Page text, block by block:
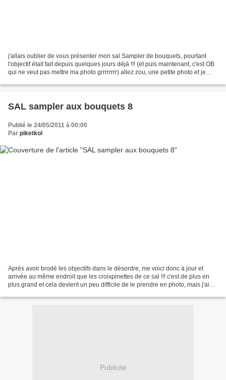
j'allais oublier de vous présenter mon sal Sampler de bouquets, pourtant
l'objectif était fait depuis quelques jours déjà !!! (et puis maintenant, c'est OB
qui ne veut pas mettre ma photo grrrrrrrr) allez zou, une petite photo et je
SAL sampler aux bouquets 8
Publié le 24/05/2011 à 00:00
Par piketkol
Après avoir brodé les objectifs dans le désordre, me voici donc à jour et
arrivée au même endroit que les croixpinettes de ce sal !!! c'est de plus en
plus grand et cela devient un peu difficile de le prendre en photo, mais j'aime
Publicité